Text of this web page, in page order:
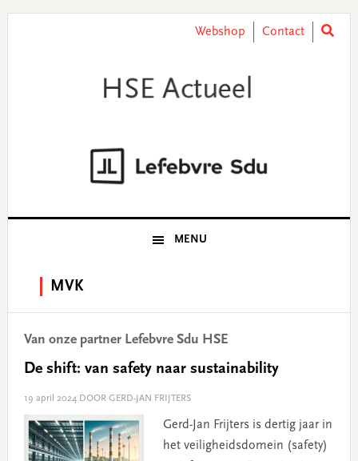
Webshop Contact
MENU
MVK
Van onze partner Lefebvre Sdu HSE
De shift: van safety naar sustainability
19 april 2024DOOR GERD-JAN FRIJTERS
Gerd-Jan Frijters is dertig jaar in
het veiligheidsdomein (safety)